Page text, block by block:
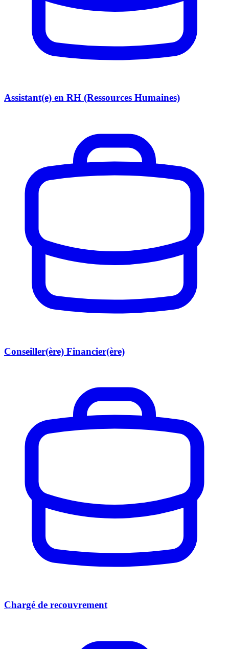
Assistant(e) en RH (Ressources Humaines)
Conseiller(ère) Financier(ère)
Chargé de recouvrement